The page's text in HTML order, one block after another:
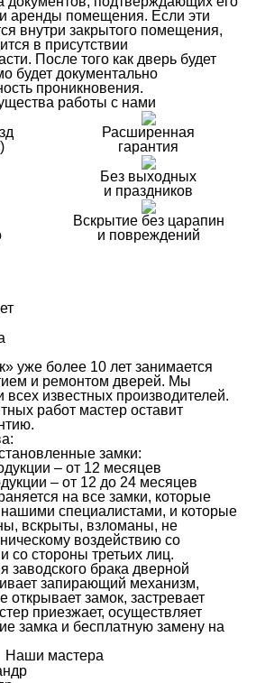
аренды помещения. Если эти
внутри закрытого помещения,
в присутствии
После того как дверь будет
будет документально
проникновения.
работы с нами
Расширенная
гарантия
Без выходных
и праздников
Вскрытие без царапин
и повреждений
уже более 10 лет занимается
и ремонтом дверей. Мы
известных производителей.
работ мастер оставит
замки:
– от 12 месяцев
– от 12 до 24 месяцев
на все замки, которые
специалистами, и которые
вскрыты, взломаны, не
воздействию со
со стороны третьих лиц.
заводского брака дверной
запирающий механизм,
открывает замок, застревает
приезжает, осуществляет
замка и бесплатную замену на
Наши мастера